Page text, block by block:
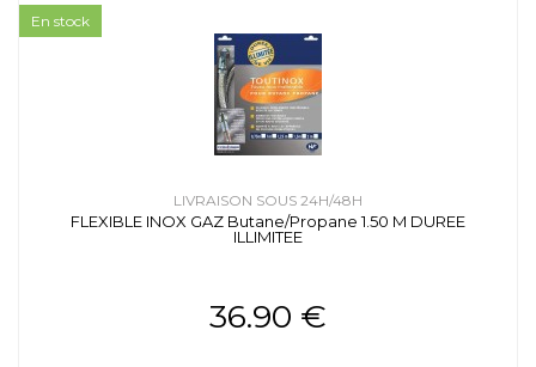
LIVRAISON SOUS 24H/48H
FLEXIBLE INOX GAZ Butane/Propane 1.50 M DUREE
ILLIMITEE
36.90 €
En stock